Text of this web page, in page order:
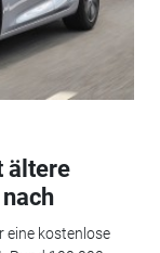
ältere
eine kostenlose